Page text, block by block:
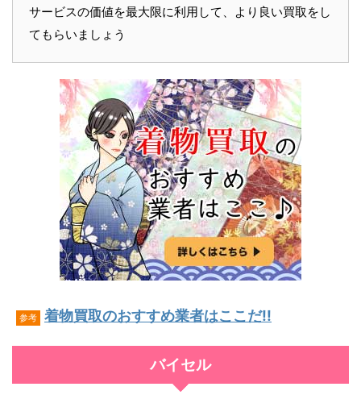
サービスの価値を最大限に利用して、より良い買取をし
てもらいましょう
参考 着物買取のおすすめ業者はここだ!!
バイセル